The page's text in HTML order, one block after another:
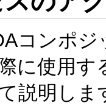
コンポ
に使用
説明し